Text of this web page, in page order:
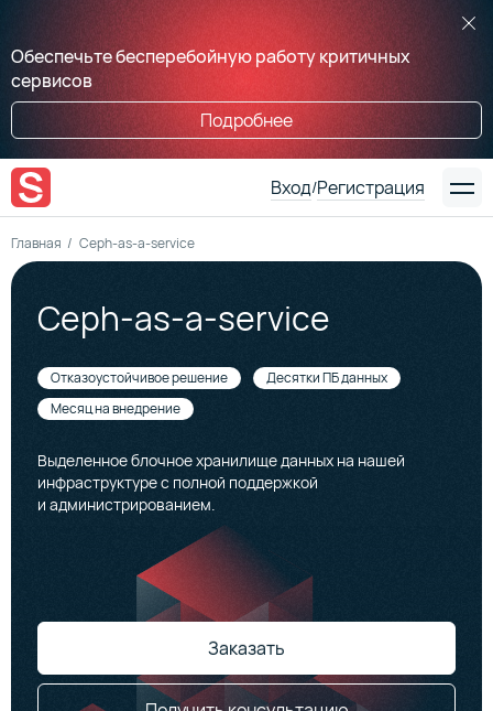
Обеспечьте бесперебойную работу критичных
сервисов
Подробнее
Вход/Регистрация
Главная Ceph-as-a-service
Ceph-as-a-service
Выделенное блочное хранилище данных на нашей
инфраструктуре c полной поддержкой
и администрированием.
Заказать
Отказоустойчивое решение
Десятки ПБ данных
Месяц на внедрение